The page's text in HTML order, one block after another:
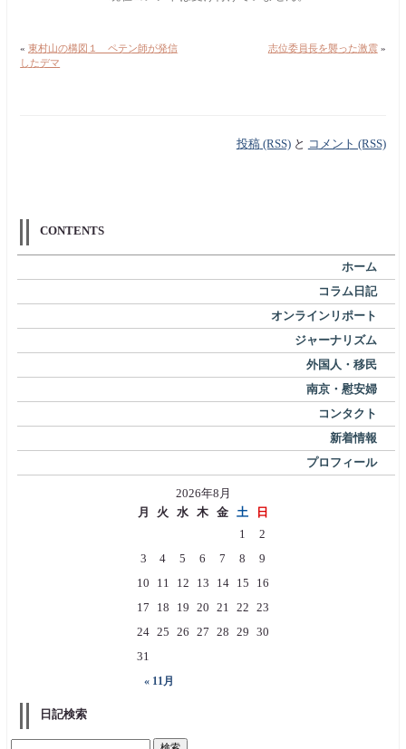
«東村山の構図１ ペテン師が発信
したデマ
志位委員長を襲った激震»
投稿 (RSS)と コメント (RSS)
CONTENTS
ホーム
コラム日記
オンラインリポート
ジャーナリズム
外国人・移民
南京・慰安婦
コンタクト
新着情報
プロフィール
2026年8月
月
火 水 木 金 土 日
« 11月
1
2
3
4 5 6 7 8
9
10
11 12 13 14 15
16
17
18 19 20 21 22 23
24 25 26 27 28 29 30
31
日記検索